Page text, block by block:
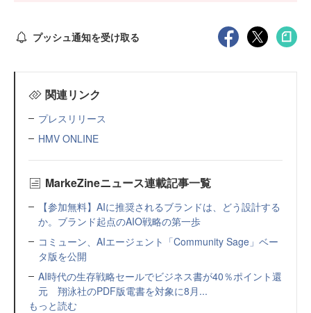
プッシュ通知を受け取る
関連リンク
プレスリリース
HMV ONLINE
MarkeZineニュース連載記事一覧
【参加無料】AIに推奨されるブランドは、どう設計する
か。ブランド起点のAIO戦略の第一歩
コミューン、AIエージェント「Community Sage」ベー
タ版を公開
AI時代の生存戦略セールでビジネス書が40％ポイント還
元 翔泳社のPDF版電書を対象に8月...
もっと読む